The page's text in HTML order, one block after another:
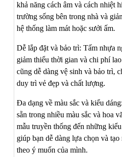
khả năng cách âm và cách nhiệt
trường sống bên trong nhà và
hệ thống làm mát hoặc sưởi ấm.
Dễ lắp đặt và bảo trì: Tấm nhựa
giảm thiểu thời gian và chi phí
cũng dễ dàng vệ sinh và bảo trì,
duy trì vẻ đẹp và chất lượng.
Đa dạng về màu sắc và kiểu
sẵn trong nhiều màu sắc và hoa
mẫu truyền thống đến những
giúp bạn dễ dàng lựa chọn và
theo ý muốn của mình.